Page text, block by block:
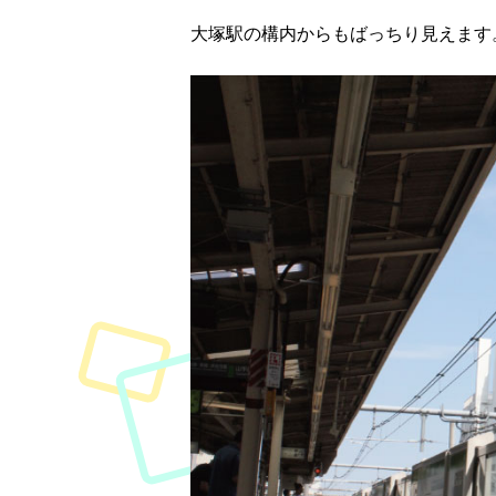
大塚駅の構内からもばっちり見えます